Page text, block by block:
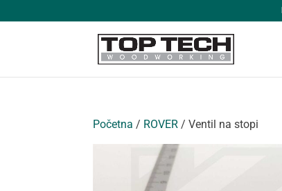
Početna / ROVER / Ventil na stopi